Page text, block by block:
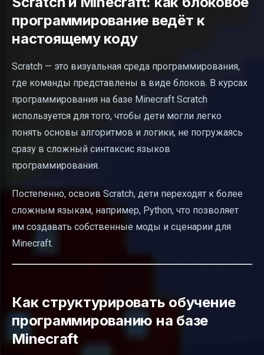
программирование ведёт к
настоящему коду
Scratch — это визуальная среда программирования,
где команды представлены в виде блоков. В курсах
программирования на базе Minecraft Scratch
используется для того, чтобы дети могли легко
понять основы алгоритмов и логики, не погружаясь
сразу в сложный синтаксис языков
программирования.
Постепенно, освоив Scratch, дети переходят к более
сложным языкам, например, Python, что позволяет
им создавать собственные моды и сценарии для
Minecraft.
Как структурировать обучение
программированию на базе
Minecraft